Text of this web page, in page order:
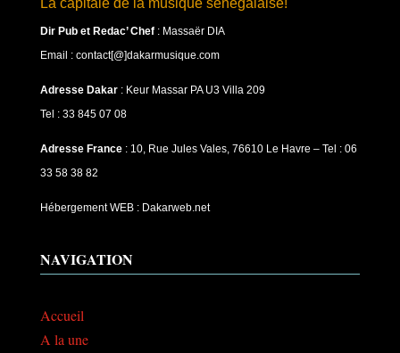
La capitale de la musique sénégalaise!
Dir Pub et Redac’ Chef: Massaër DIA
Email : contact[@]dakarmusique.com
Adresse Dakar: Keur Massar PA U3 Villa 209
Tel : 33 845 07 08
Adresse France: 10, Rue Jules Vales, 76610 Le Havre – Tel : 06
33 58 38 82
Hébergement WEB : Dakarweb.net
NAVIGATION
Accueil
A la une